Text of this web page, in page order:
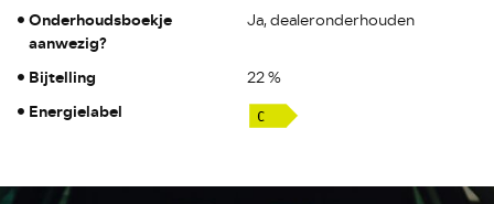
Onderhoudsboekje
aanwezig?
Ja, dealeronderhouden
Bijtelling 22 %
Energielabel